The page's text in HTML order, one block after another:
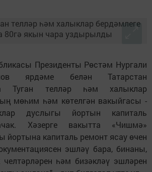
Президенты Рөстәм Нургали
ярдәме белән Татарстан
Туган телләр һәм халыклар
мөһим һәм көтелгән вакыйгасы -
дуслыгы йортын капиталь
Хәзерге вакытта «Чишмә»
йортына капиталь ремонт ясау өчен
эшләү бара, бинаны,
һәм бизәкләү эшләрен